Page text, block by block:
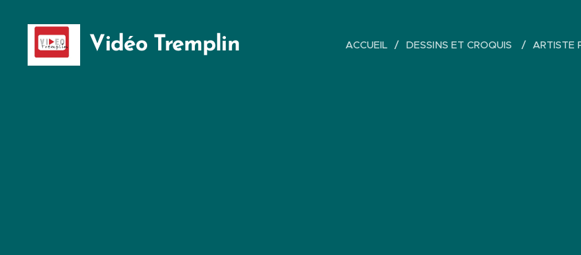
Vidéo Tremplin ACCUEIL DESSINS ET CROQUIS ARTISTE